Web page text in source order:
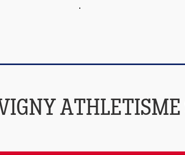
ATHLETISME